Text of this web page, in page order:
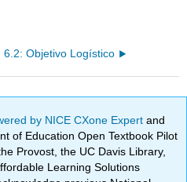
6.2: Objetivo Logístico
by NICE CXone Expertand
of Education Open Textbook Pilot
Provost, the UC Davis Library,
Learning Solutions